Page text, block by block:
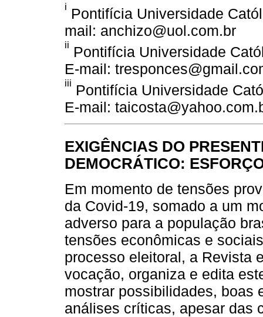
i Pontifícia Universidade
mail: anchizo@uol.com.br
ii Pontifícia Universidade
E-mail:
iii Pontifícia Universidade
E-mail:
EXIGÊNCIAS DO
DEMOCRÁTICO:
Em momento de tensões
da Covid-19, somado a um
adverso para a população
tensões econômicas e
processo eleitoral, a Revista
vocação, organiza e edita
mostrar possibilidades, boas
análises críticas, apesar das